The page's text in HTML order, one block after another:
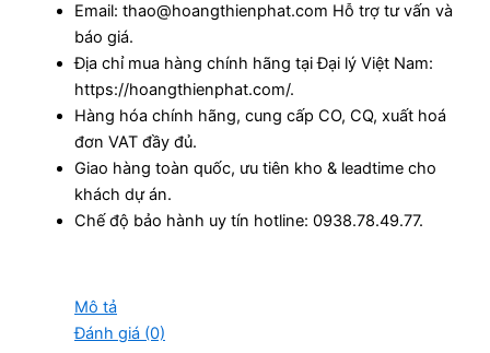
Email: thao@hoangthienphat.com Hỗ trợ tư vấn và
báo giá.
Địa chỉ mua hàng chính hãng tại Đại lý Việt Nam:
https://hoangthienphat.com/.
Hàng hóa chính hãng, cung cấp CO, CQ, xuất hoá
đơn VAT đầy đủ.
Giao hàng toàn quốc, ưu tiên kho & leadtime cho
khách dự án.
Chế độ bảo hành uy tín hotline: 0938.78.49.77.
Mô tả
Đánh giá (0)